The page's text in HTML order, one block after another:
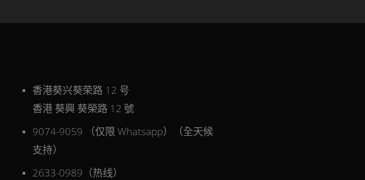
香港葵兴葵荣路 12 号
香港 葵興 葵榮路 12 號
9074-9059 （仅限 Whatsapp）（全天候
支持）
2633-0989（热线）